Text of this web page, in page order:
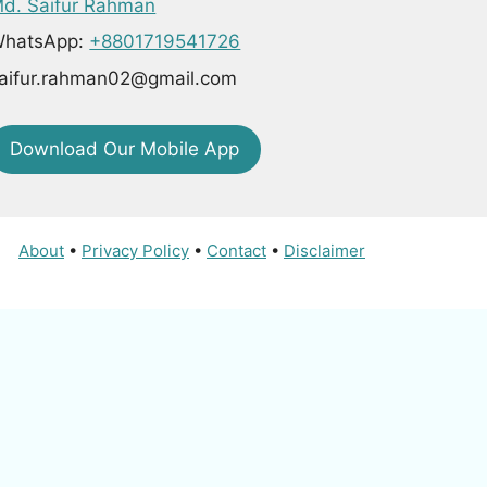
Saifur Rahman
+8801719541726
Download Our Mobile App
About • Privacy Policy • Contact • Disclaimer